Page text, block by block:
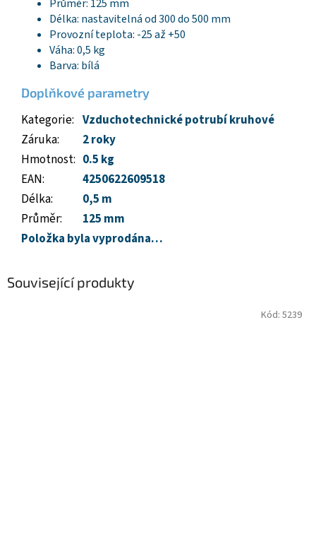
Průměr: 125 mm
Délka: nastavitelná od 300 do 500 mm
Provozní teplota: -25 až +50
Váha: 0,5 kg
Barva: bílá
Doplňkové parametry
Kategorie: Vzduchotechnické potrubí kruhové
Záruka:
2 roky
Hmotnost: 0.5 kg
EAN:
4250622609518
Délka:
0,5 m
Průměr:
125 mm
Položka byla vyprodána…
Související produkty
Kód: 5239